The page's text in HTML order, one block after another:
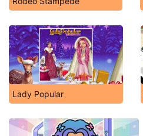
Lady Popular